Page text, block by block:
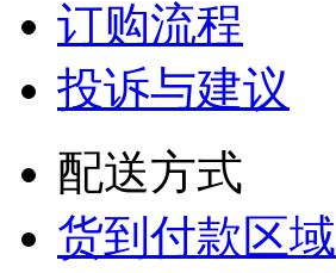
订购流程
投诉与建议
配送方式
货到付款区域